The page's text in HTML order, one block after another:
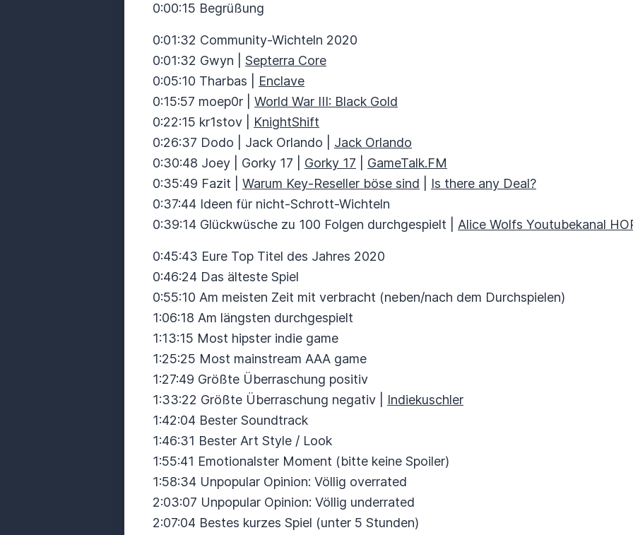
0:00:15 Begrüßung
0:01:32 Community-Wichteln 2020
0:01:32 Gwyn | Septerra Core
0:05:10 Tharbas | Enclave
0:15:57 moep0r | World War III: Black Gold
0:22:15 kr1stov | KnightShift
0:26:37 Dodo | Jack Orlando | Jack Orlando
0:30:48 Joey | Gorky 17 | Gorky 17
GameTalk.FM
0:35:49 Fazit | Warum Key-Reseller böse sind
Is there any Deal?
0:37:44 Ideen für nicht-Schrott-Wichteln
0:39:14 Glückwüsche zu 100 Folgen durchgespielt | Alice Wolfs Youtubekanal
0:45:43 Eure Top Titel des Jahres 2020
0:46:24 Das älteste Spiel
0:55:10 Am meisten Zeit mit verbracht (neben/nach dem Durchspielen)
1:06:18 Am längsten durchgespielt
1:13:15 Most hipster indie game
1:25:25 Most mainstream AAA game
1:27:49 Größte Überraschung positiv
1:33:22 Größte Überraschung negativ | Indiekuschler
1:42:04 Bester Soundtrack
1:46:31 Bester Art Style / Look
1:55:41 Emotionalster Moment (bitte keine Spoiler)
1:58:34 Unpopular Opinion: Völlig overrated
2:03:07 Unpopular Opinion: Völlig underrated
2:07:04 Bestes kurzes Spiel (unter 5 Stunden)